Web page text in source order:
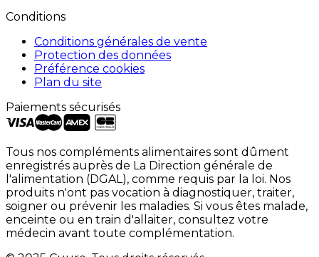
Conditions
Conditions générales de vente
Protection des données
Préférence cookies
Plan du site
Paiements sécurisés
Tous nos compléments alimentaires sont dûment
enregistrés auprès de La Direction générale de
l'alimentation (DGAL), comme requis par la loi. Nos
produits n'ont pas vocation à diagnostiquer, traiter,
soigner ou prévenir les maladies. Si vous êtes malade,
enceinte ou en train d'allaiter, consultez votre
médecin avant toute complémentation.